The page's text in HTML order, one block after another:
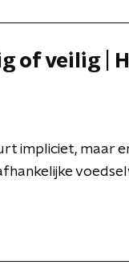
of veilig |
impliciet, maar